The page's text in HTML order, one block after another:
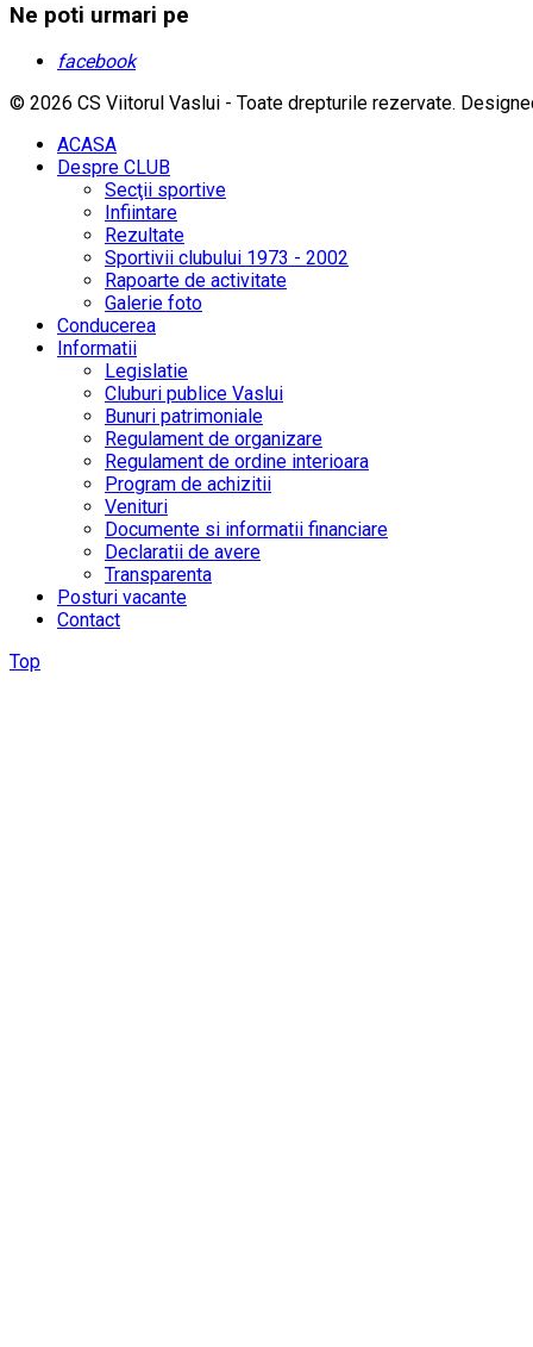
Ne poti urmari pe
facebook
© 2026 CS Viitorul Vaslui - Toate drepturile rezervate.
ACASA
Despre CLUB
Secţii sportive
Infiintare
Rezultate
Sportivii clubului 1973 - 2002
Rapoarte de activitate
Galerie foto
Conducerea
Informatii
Legislatie
Cluburi publice Vaslui
Bunuri patrimoniale
Regulament de organizare
Regulament de ordine interioara
Program de achizitii
Venituri
Documente si informatii financiare
Declaratii de avere
Transparenta
Posturi vacante
Contact
Top